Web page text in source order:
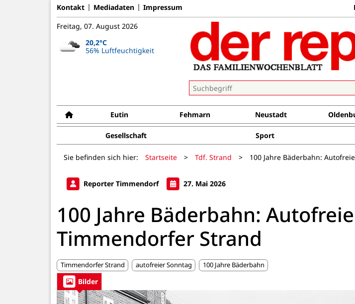
Kontakt Mediadaten Impressum
Freitag, 07. August 2026
20,2°C
56% Luftfeuchtigkeit
Eutin Fehmarn Neustadt
Gesellschaft Sport
Sie befinden sich hier: Startseite > Tdf. Strand > 100 Jahre Bäderbahn:
Reporter Timmendorf 27. Mai 2026
100 Jahre Bäderbahn:
Timmendorfer Strand
Timmendorfer Strand autofreier Sonntag 100 Jahre Bäderbahn
Bilder